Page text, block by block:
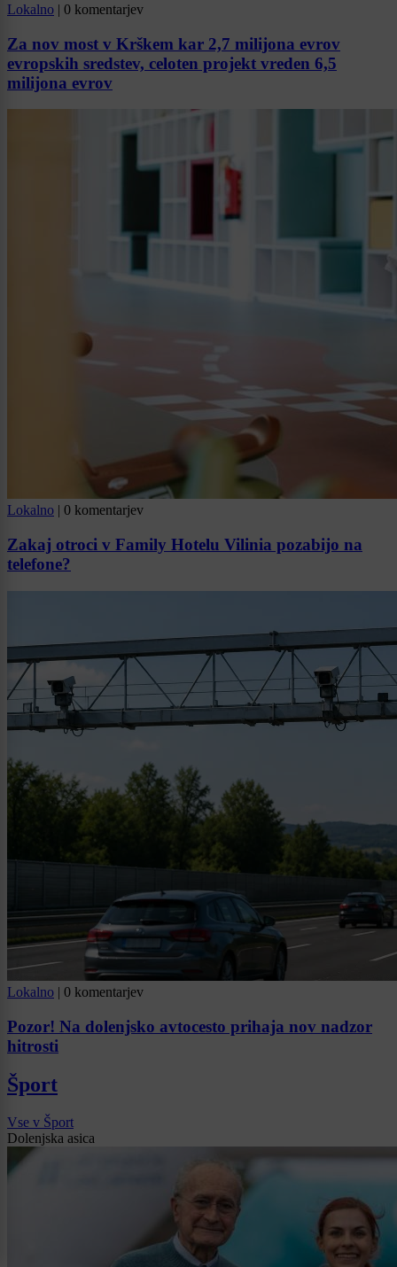
Lokalno | 0 komentarjev
Za nov most v Krškem kar 2,7 milijona evrov
evropskih sredstev, celoten projekt vreden 6,5
milijona evrov
Lokalno | 0 komentarjev
Zakaj otroci v Family Hotelu Vilinia pozabijo na
telefone?
Lokalno | 0 komentarjev
Pozor! Na dolenjsko avtocesto prihaja nov nadzor
hitrosti
Šport
Vse v Šport
Dolenjska asica